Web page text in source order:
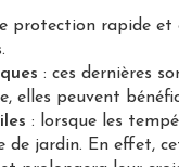
protection rapide et
: ces dernières
elles peuvent
: lorsque les
de jardin. En effet,